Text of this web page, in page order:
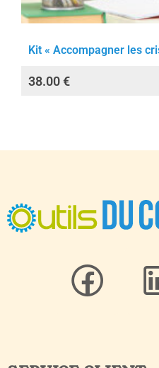
Kit « Accompagner les
38.00€